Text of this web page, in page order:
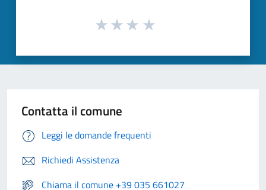
Contatta il comune
Leggi le domande frequenti
Richiedi Assistenza
Chiama il comune +39 035 661027